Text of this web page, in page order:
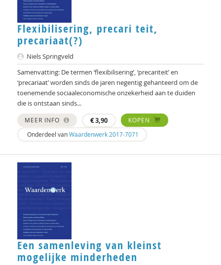
Flexibilisering, precari teit,
precariaat(?)
Niels Springveld
Samenvatting: De termen ‘flexibilisering’, ‘precariteit’ en
‘precariaat’ worden sinds de jaren negentig gehanteerd om de
toenemende sociaaleconomische onzekerheid aan te duiden
die is ontstaan sinds...
MEER INFO €3,90
KOPEN
Onderdeel vanWaardenwerk 2017-7071
Een samenleving van kleinst
mogelijke minderheden